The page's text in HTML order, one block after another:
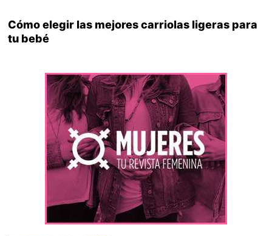
Cómo elegir las mejores carriolas ligeras para
tu bebé